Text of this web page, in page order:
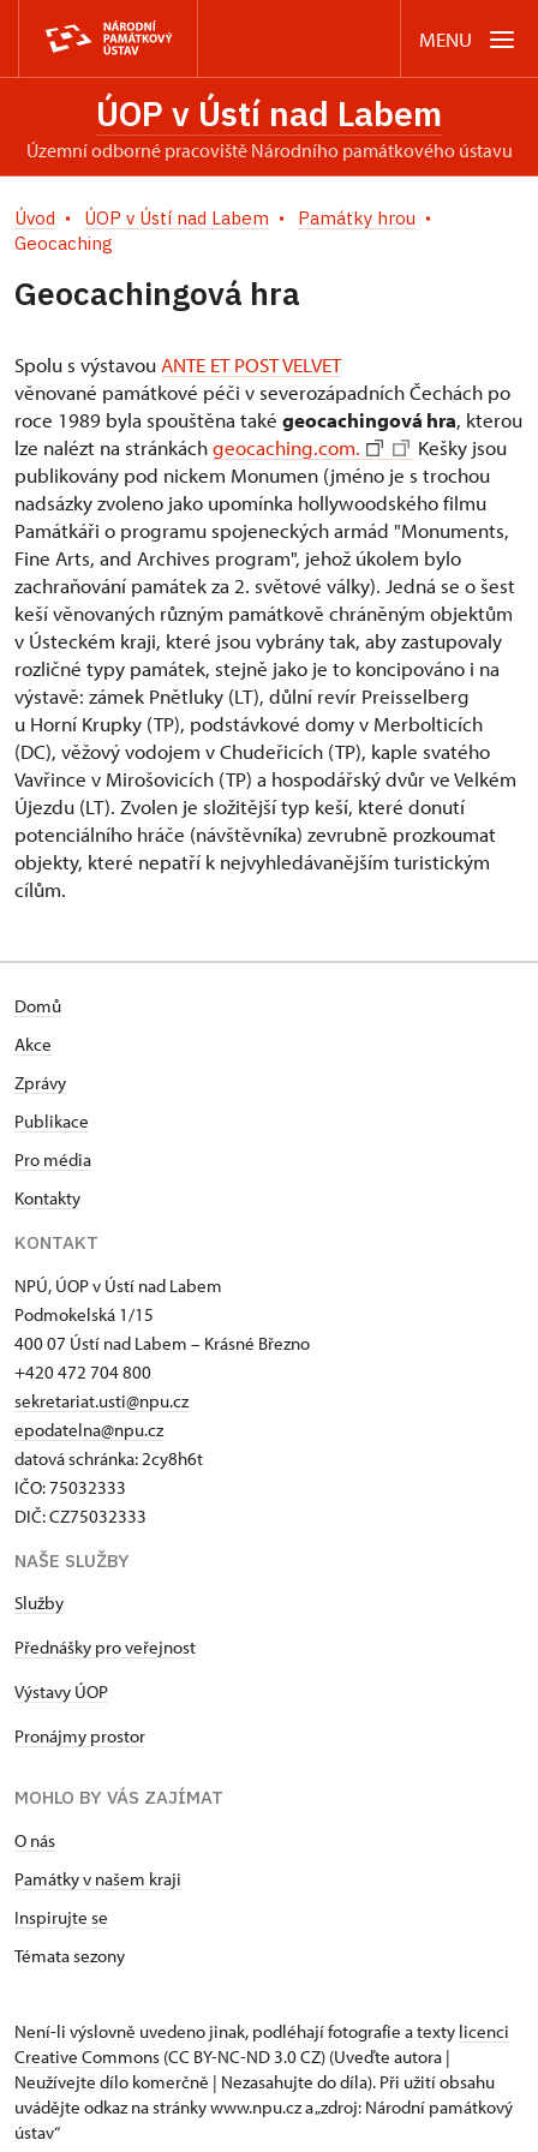
MENU
ÚOP v Ústí nad Labem
územní odborné pracoviště Národního památkového ústavu
Úvod ÚOP v Ústí nad Labem
Památky hrou
Geocaching
Geocachingová hra
Spolu s výstavou ANTE ET POST VELVET
věnované památkové péči v severozápadních Čechách po
roce 1989 byla spouštěna také geocachingová hra, kterou
lze nalézt na stránkáchgeocaching.com.
Kešky jsou
publikovány pod nickem Monumen (jméno je s trochou
nadsázky zvoleno jako upomínka hollywoodského filmu
Památkáři o programu spojeneckých armád "Monuments,
Fine Arts, and Archives program", jehož úkolem bylo
zachraňování památek za 2. světové války). Jedná se o šest
keší věnovaných různým památkově chráněným objektům
v Ústeckém kraji, které jsou vybrány tak, aby zastupovaly
rozličné typy památek, stejně jako je to koncipováno i na
výstavě: zámek Pnětluky (LT), důlní revír Preisselberg
u Horní Krupky (TP), podstávkové domy v Merbolticích
(DC), věžový vodojem v Chudeřicích (TP), kaple svatého
Vavřince v Mirošovicích (TP) a hospodářský dvůr ve Velkém
Újezdu (LT). Zvolen je složitější typ keší, které donutí
potenciálního hráče (návštěvníka) zevrubně prozkoumat
objekty, které nepatří k nejvyhledávanějším turistickým
cílům.
Domů
Akce
Zprávy
Publikace
Pro média
Kontakty
KONTAKT
NPÚ, ÚOP v Ústí nad Labem
Podmokelská 1/15
400 07 Ústí nad Labem – Krásné Březno
+420 472 704 800
sekretariat.usti@npu.cz
epodatelna@npu.cz
datová schránka: 2cy8h6t​
IČO: 75032333
DIČ: CZ75032333
NAŠE SLUŽBY
Služby
Přednášky pro veřejnost
Výstavy ÚOP
Pronájmy prostor
MOHLO BY VÁS ZAJÍMAT
O nás
Památky v našem kraji
Inspirujte se
Témata sezony
Není-li výslovně uvedeno jinak, podléhají fotografie a texty licenci
Creative Commons (CC BY-NC-ND 3.0 CZ) (Uveďte autora |
Neužívejte dílo komerčně | Nezasahujte do díla). Při užití obsahu
uvádějte odkaz na stránky www.npu.cz a „zdroj: Národní památkový
ústav“